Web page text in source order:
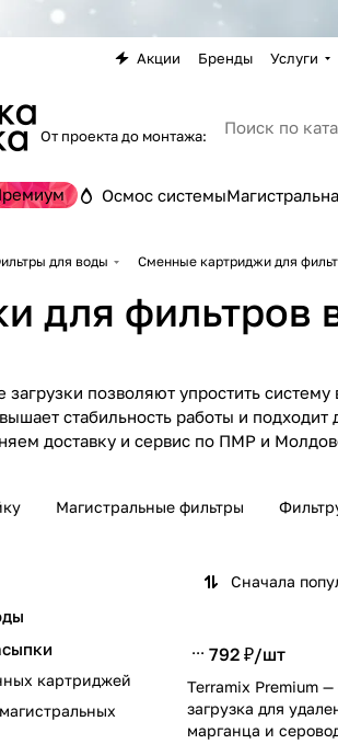
Акции Бренды Услуги
От проекта до монтажа:
Осмос системы
для воды Сменные картриджи для
для фильтров
позволяют упростить
стабильность работы и
доставку и сервис по ПМР и
Магистральные фильтры
Сначала
792 ₽/шт
Terramix Premium
загрузка для
марганца и
картриджей